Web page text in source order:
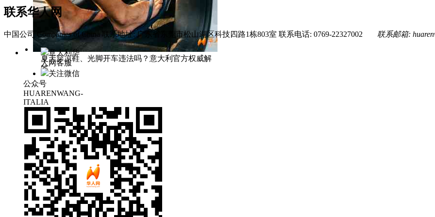
夏天穿凉鞋、光脚开车违法吗？意大利官方权威解
答
联系华人网
中国公司 Companies of China 联系地址: 广东省东莞市松山湖区科技四路1栋803室 联系电话: 0769-22327002 联系邮箱:
意大利华
人网客服
关注微信
公众号
HUARENWANG-
ITALIA